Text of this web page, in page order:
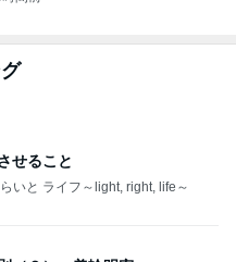
いと ライフ～light, right, life～
（２） 美輪明宏
ためのブックガイド